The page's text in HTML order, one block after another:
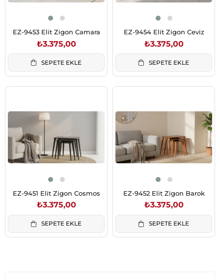
EZ-9453 Elit Zigon Camara
₺3.375,00
SEPETE EKLE
EZ-9454 Elit Zigon Ceviz
₺3.375,00
SEPETE EKLE
EZ-9451 Elit Zigon Cosmos
₺3.375,00
SEPETE EKLE
EZ-9452 Elit Zigon Barok
₺3.375,00
SEPETE EKLE